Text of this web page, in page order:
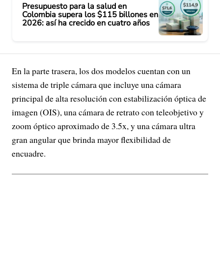
Presupuesto para la salud en
Colombia supera los $115 billones en
2026: así ha crecido en cuatro años
En la parte trasera, los dos modelos cuentan con un
sistema de triple cámara que incluye una cámara
principal de alta resolución con estabilización óptica de
imagen (OIS), una cámara de retrato con teleobjetivo y
zoom óptico aproximado de 3.5x, y una cámara ultra
gran angular que brinda mayor flexibilidad de
encuadre.